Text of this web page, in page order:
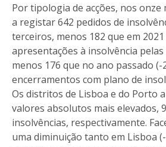
Por tipologia de acções, nos onze
a registar 642 pedidos de
terceiros, menos 182 que em 2021
apresentações à insolvência
menos 176 que no ano passado (-
encerramentos com plano de
Os distritos de Lisboa e do Porto
valores absolutos mais elevados,
insolvências, respectivamente.
uma diminuição tanto em Lisboa